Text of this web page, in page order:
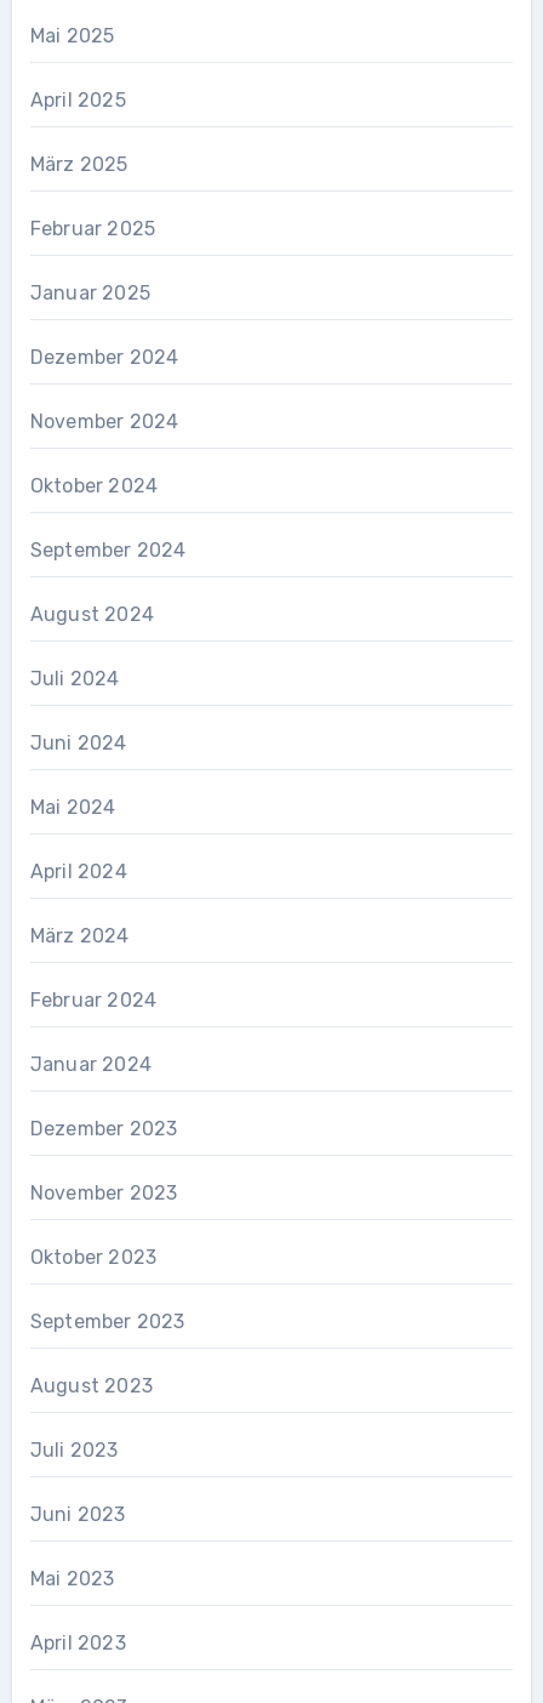
Mai 2025
April 2025
März 2025
Februar 2025
Januar 2025
Dezember 2024
November 2024
Oktober 2024
September 2024
August 2024
Juli 2024
Juni 2024
Mai 2024
April 2024
März 2024
Februar 2024
Januar 2024
Dezember 2023
November 2023
Oktober 2023
September 2023
August 2023
Juli 2023
Juni 2023
Mai 2023
April 2023